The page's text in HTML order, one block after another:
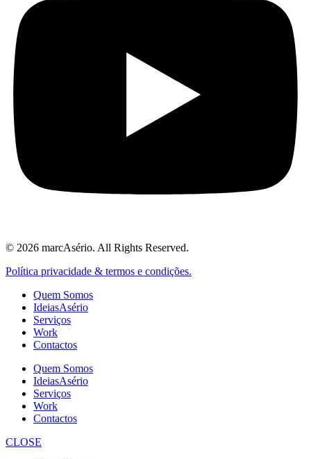
© 2026 marcAsério. All Rights Reserved.
Política privacidade & termos e condições.
Quem Somos
IdeiasAsério
Serviços
Work
Contactos
Quem Somos
IdeiasAsério
Serviços
Work
Contactos
CLOSE